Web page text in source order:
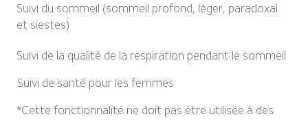
Suivi du sommeil (sommeil profond, léger, paradoxal
et siestes)
Suivi de la qualité de la respiration pendant le sommeil
Suivi de santé pour les femmes
*Cette fonctionnalité ne doit pas être utilisée à des